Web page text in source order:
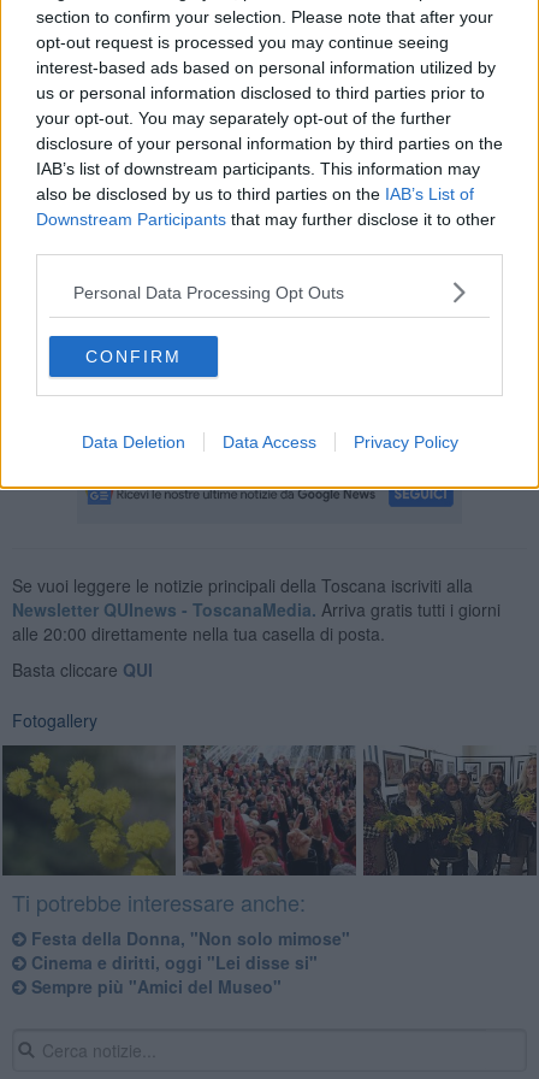
section to confirm your selection. Please note that after your
opt-out request is processed you may continue seeing
interest-based ads based on personal information utilized by
us or personal information disclosed to third parties prior to
your opt-out. You may separately opt-out of the further
disclosure of your personal information by third parties on the
IAB’s list of downstream participants. This information may
also be disclosed by us to third parties on the IAB’s List of
Downstream Participants that may further disclose it to other
Personal Data Processing Opt Outs
CONFIRM
Data Deletion Data Access Privacy Policy
alle 21,30 con il concerto a base di Canti popolari e lirici eseguiti
dalla Corale di Santa Lucia al Borghetto. Ingresso gratuito.
La festa prosegue venerdì 11 con un'occasione conviviale e
solidale.
Parte del ricavato della cena a base di paella sarà devoluto a
favore della Fondazione “Il Cuore si Scioglie” e del progetto "Niger:
dalla parte delle donne e delle bambine" per contrastare le
mutilazioni genitali femminili.
A San Casciano al Cinema Teatro Everest è in programma alle ore
10 la proiezione dedicata agli studenti del territorio del film
“Suffragette” per la regia di Sarah Gavron (2015).
Alle ore 21,30 la visione replica per tutto il pubblico. Ingresso a
Se vuoi leggere le notizie principali della Toscana iscriviti alla
Newsletter QUInews - ToscanaMedia. Arriva gratis tutti i giorni
alle 20:00 direttamente nella tua casella di posta.
Basta cliccare QUI
Fotogallery
Ti potrebbe interessare anche:
Festa della Donna, "Non solo mimose"
Cinema e diritti, oggi "Lei disse si"
Sempre più "Amici del Museo"